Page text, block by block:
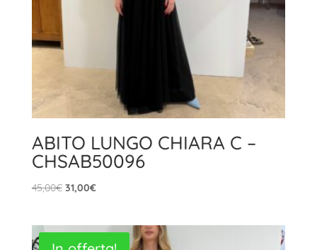
ABITO LUNGO CHIARA C –
CHSAB50096
45,00€ Il
era:
31,00€Il
è: